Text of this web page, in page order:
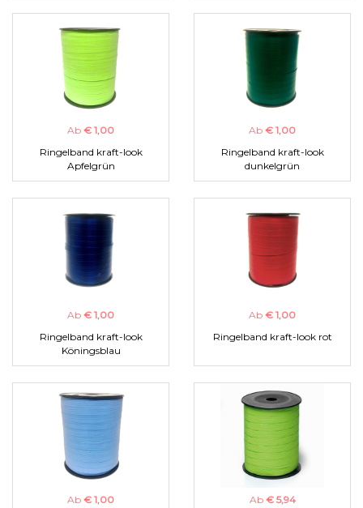
Ab € 1,00
Ringelband kraft-look
Apfelgrün
Ab € 1,00
Ringelband kraft-look
dunkelgrün
Ab € 1,00
Ringelband kraft-look
Köningsblau
Ab € 1,00
Ringelband kraft-look rot
Ab € 1,00 Ab € 5,94